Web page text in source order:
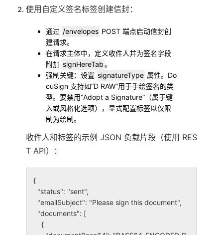
使用自定义签名标签创建信封：
通过 /envelopes POST 端点启动信封创
建请求。
在请求主体中，定义收件人并为签名字段
附加 signHereTab。
强制关键：设置 signatureType 属性。Do
cuSign 支持如“D RAW”用于手绘签名的类
型。要禁用“Adopt a Signature”（属于键
入或风格化选项），显式配置标签以仅限
制为绘制。
收件人和标签的示例 JSON 负载片段（使用 RES
T API）：
{